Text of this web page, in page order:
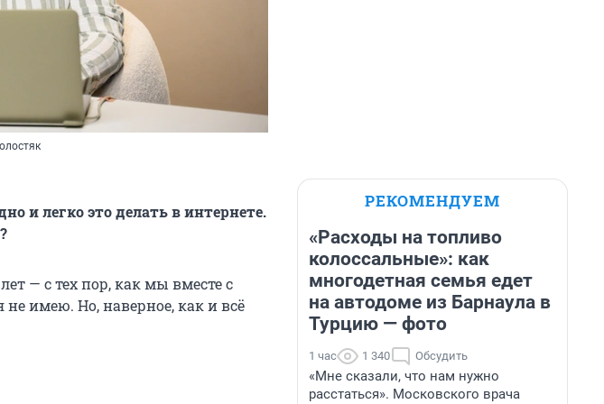
и легко это делать в интернете.
— с тех пор, как мы вместе с
имею. Но, наверное, как и всё
РЕКОМЕНДУЕМ
«Расходы на топливо
колоссальные»: как
многодетная семья едет
на автодоме из Барнаула в
Турцию — фото
1 час 1 340 Обсудить
«Мне сказали, что нам нужно
расстаться». Московского врача